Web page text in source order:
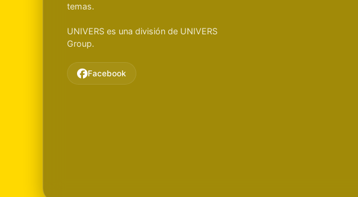
temas.
UNIVERS es una división de UNIVERS
Group.
Facebook